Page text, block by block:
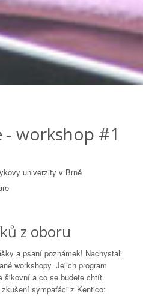
- workshop #1
univerzity v Brně
z oboru
a psaní poznámek! Nachystali
workshopy. Jejich program
šikovní a co se budete chtít
sympaťáci z Kentico: